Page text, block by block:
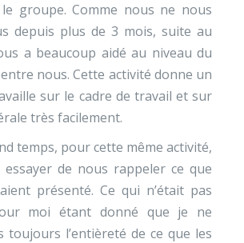
groupe. Comme nous ne nous
depuis plus de 3 mois, suite au
a beaucoup aidé au niveau du
nous. Cette activité donne un
sur le cadre de travail et sur
très facilement.
temps, pour cette même activité,
essayer de nous rappeler ce que
présenté. Ce qui n’était pas
moi étant donné que je ne
toujours l’entièreté de ce que les